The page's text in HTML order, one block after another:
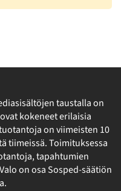
taustalla on
kokeneet erilaisia
on viimeisten 10
tiimeissä. Toimituksessa
tapahtumien
on osa Sosped-säätiön